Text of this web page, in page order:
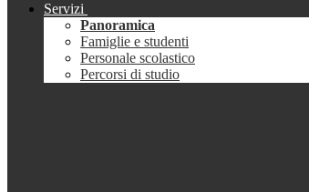
Servizi
Panoramica
Famiglie e studenti
Personale scolastico
Percorsi di studio